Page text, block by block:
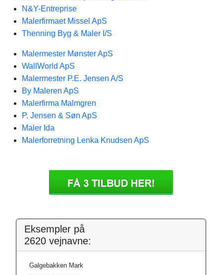
N&Y-Entreprise
Malerfirmaet Missel ApS
Thenning Byg & Maler I/S
Malermester Mønster ApS
WallWorld ApS
Malermester P.E. Jensen A/S
By Maleren ApS
Malerfirma Malmgren
P. Jensen & Søn ApS
Maler Ida
Malerforretning Lenka Knudsen ApS
Eksempler på
2620 vejnavne:
Galgebakken Mark